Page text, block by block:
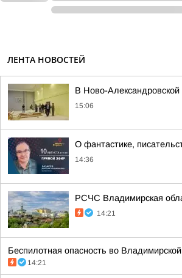
ЛЕНТА НОВОСТЕЙ
В Ново-
15:06
О фантастике,
14:36
РСЧС Владимирская
14:21
Беспилотная опасность во
14:21